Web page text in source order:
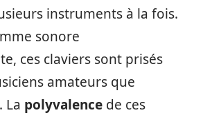
instruments à la fois.
sonore
ces claviers sont prisés
amateurs que
La polyvalence de ces